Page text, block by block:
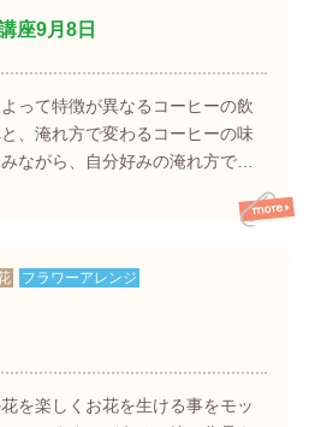
座9月8日
って特徴が異なるコーヒーの飲
、淹れ方で変わるコーヒーの味
ながら、自分好みの淹れ方で…
フラワーアレンジ
を楽しくお花を生ける事をモッ